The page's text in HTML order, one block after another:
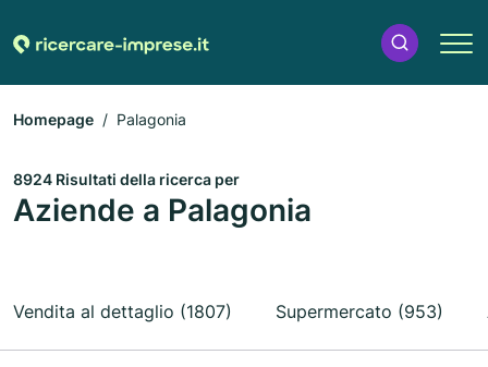
Homepage Palagonia
8924 Risultati della ricerca per
Aziende a Palagonia
Vendita al dettaglio (1807) Supermercato (953)